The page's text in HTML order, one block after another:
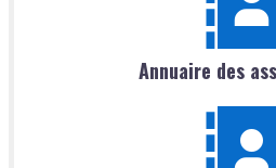
Annuaire des